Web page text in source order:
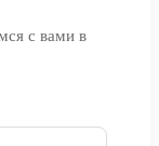
с вами в